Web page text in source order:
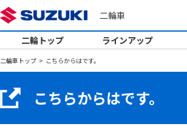
二輪車
二輪トップ ラインアップ
二輪車トップ こちらからはです。
こちらからはです。